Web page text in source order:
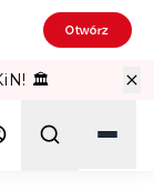
Otwórz
🏛️